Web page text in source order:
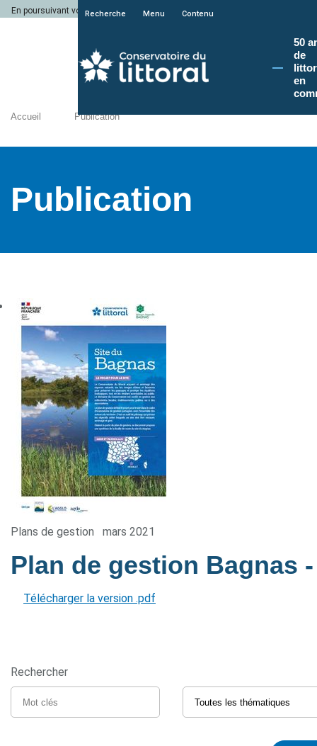
En poursuivant votre navigation sur le site du Conservatoire du littoral, vous
Recherche Menu Contenu
50
de
en
Accueil Publication
Publication
Plans de gestion mars 2021
Plan de gestion Bagnas
Télécharger la version .pdf
Rechercher